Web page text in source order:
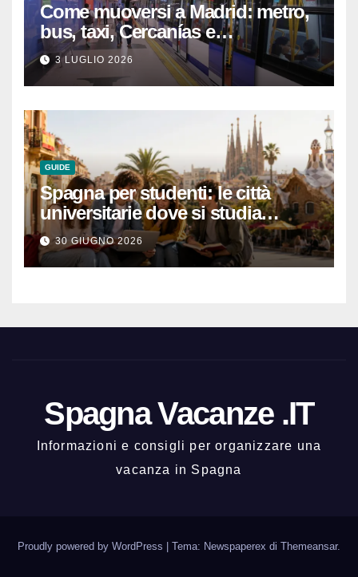
Come muoversi a Madrid: metro,
bus, taxi, Cercanías e
abbonamenti turistici
3 LUGLIO 2026
GUIDE
Spagna per studenti: le città
universitarie dove si studia
meglio e con una buona vita
notturna
30 GIUGNO 2026
Spagna Vacanze .IT
Informazioni e consigli per organizzare una
vacanza in Spagna
Proudly powered by WordPress | Tema: Newspaperex di Themeansar.